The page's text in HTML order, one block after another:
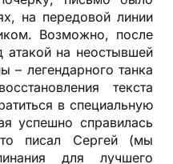
на передовой линии
Возможно, после
на неостывшей
легендарного танка
текста
в специальную
успешно справилась
писал Сергей (мы
для лучшего